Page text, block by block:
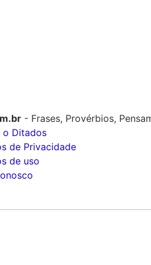
- Frases, Provérbios,
o Ditados
de Privacidade
de uso